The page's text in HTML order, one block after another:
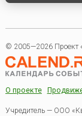
© 2005—2026 Проект
О проекте
Учредитель — ООО